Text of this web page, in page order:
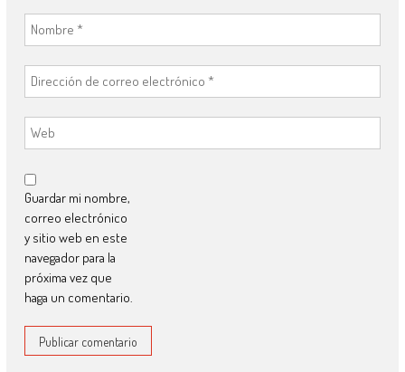
Guardar mi nombre,
correo electrónico
y sitio web en este
navegador para la
próxima vez que
haga un comentario.